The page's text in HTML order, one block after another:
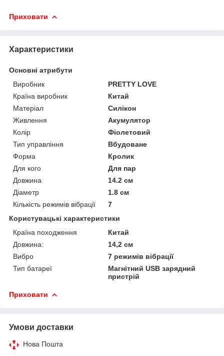
Приховати
Характеристики
Основні атрибути
Виробник
PRETTY LOVE
Країна виробник
Китай
Матеріал
Силікон
Живлення
Акумулятор
Колір
Фіолетовий
Тип управління
Вбудоване
Форма
Кролик
Для кого
Для пар
Довжина
14.2 см
Діаметр
1.8 см
Кількість режимів вібрації
7
Користувацькі характеристики
Країна походження
Китай
Довжина:
14,2 см
Вибро
7 режимів вібрації
Тип батареї
Магнітний USB зарядний
пристрій
Приховати
Умови доставки
Нова Пошта